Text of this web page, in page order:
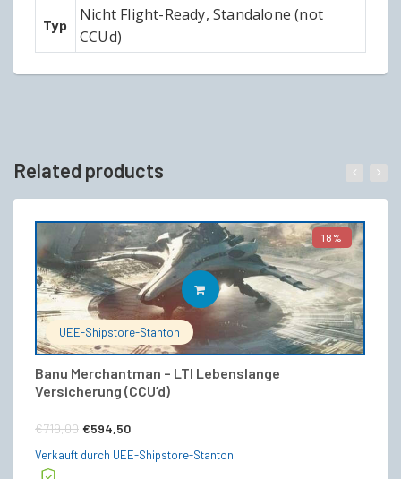
Typ
Nicht Flight-Ready, Standalone (not
CCUd)
Related products
18%
UEE-Shipstore-Stanton
Banu Merchantman – LTI Lebenslange
Versicherung (CCU’d)
€719,00 Ursprünglicher
Preis
€594,50
Preis
IN DEN WARENKORB
Verkauft durch UEE-Shipstore-Stanton